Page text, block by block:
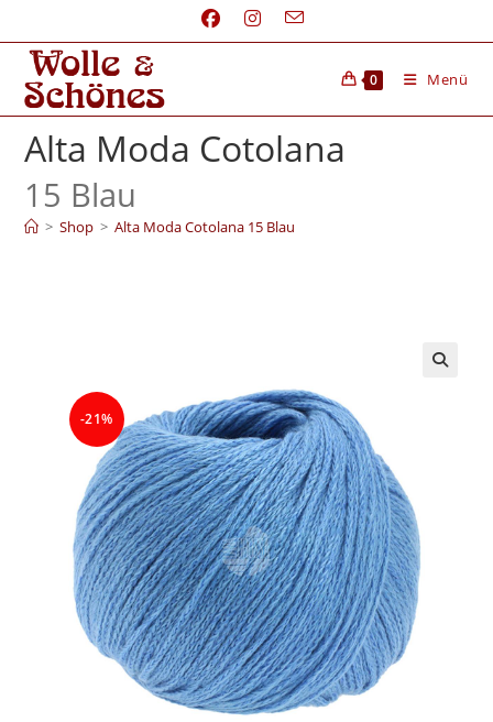
0 Menü
Alta Moda Cotolana
15 Blau
> Shop > Alta Moda Cotolana 15 Blau
-21%